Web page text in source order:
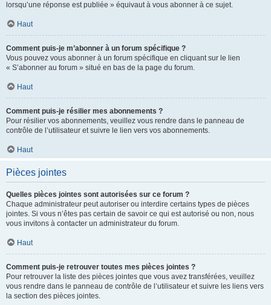
lorsqu’une réponse est publiée » équivaut à vous abonner à ce sujet.
Haut
Comment puis-je m’abonner à un forum spécifique ?
Vous pouvez vous abonner à un forum spécifique en cliquant sur le lien
« S’abonner au forum » situé en bas de la page du forum.
Haut
Comment puis-je résilier mes abonnements ?
Pour résilier vos abonnements, veuillez vous rendre dans le panneau de
contrôle de l’utilisateur et suivre le lien vers vos abonnements.
Haut
Pièces jointes
Quelles pièces jointes sont autorisées sur ce forum ?
Chaque administrateur peut autoriser ou interdire certains types de pièces
jointes. Si vous n’êtes pas certain de savoir ce qui est autorisé ou non, nous
vous invitons à contacter un administrateur du forum.
Haut
Comment puis-je retrouver toutes mes pièces jointes ?
Pour retrouver la liste des pièces jointes que vous avez transférées, veuillez
vous rendre dans le panneau de contrôle de l’utilisateur et suivre les liens vers
la section des pièces jointes.